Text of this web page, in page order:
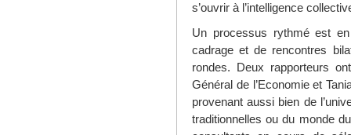
s’ouvrir à l’intelligence
Un processus rythmé est
cadrage et de rencontres
rondes. Deux rapporteurs
Général de l’Economie et
provenant aussi bien de
traditionnelles ou du monde